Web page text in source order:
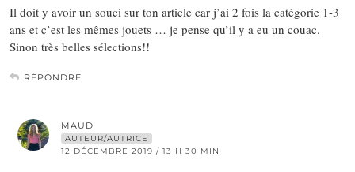
Il doit y avoir un souci sur ton article car j’ai 2 fois la catégorie 1-3
ans et c’est les mêmes jouets … je pense qu’il y a eu un couac.
Sinon très belles sélections!!
RÉPONDRE
MAUD
AUTEUR/AUTRICE
12 DÉCEMBRE 2019 / 13 H 30 MIN